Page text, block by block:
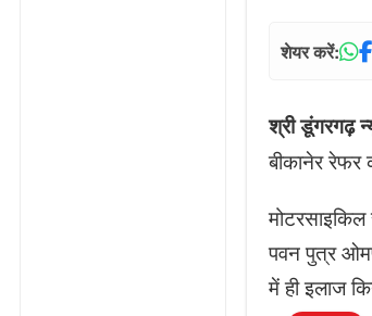
शेयर करें:
श्री डूंगरगढ़
बीकानेर रेफर
पवन पुत्र
में ही इलाज